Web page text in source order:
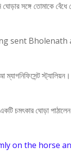
সঙ্গে তোমাকে
sent Bholenath
স্ট্যালিয়ন।
চমৎকার ঘোড়া
on the horse